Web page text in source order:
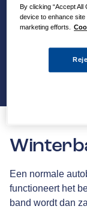
Een normale
functioneert het
band wordt dan
By clicking “Accept
device to enhance
marketing efforts.